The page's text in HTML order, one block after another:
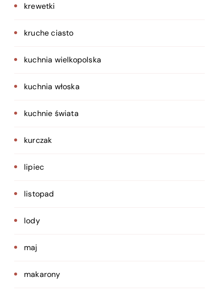
krewetki
kruche ciasto
kuchnia wielkopolska
kuchnia włoska
kuchnie świata
kurczak
lipiec
listopad
lody
maj
makarony